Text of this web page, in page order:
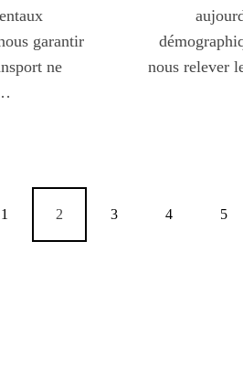
garantir
ne
nous relever
1 2 3 4 5